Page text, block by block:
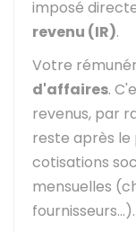
imposé
revenu (IR).
Votre
d'affaires.
revenus, par
reste après le
cotisations
mensuelles
fournisseurs...).